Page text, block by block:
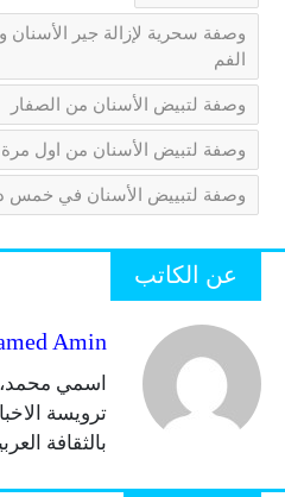
وصفة سحرية لإزالة جير الأسنان
الفم
وصفة لتبيض الأسنان من الصفار
وصفة لتبيض الأسنان من اول مرة
وصفة لتبييض الأسنان في خمس
عن الكاتب
Amin
اسمي
ترويسة
بالثقافة